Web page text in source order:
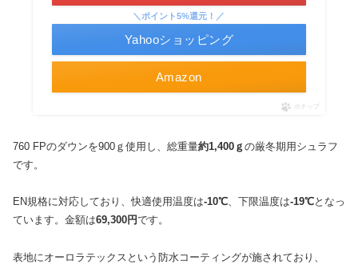
Amazon
＼ポイント5%還元！／
Yahooショッピング
ポチップ
760 FPのダウンを900ｇ使用し、総重量約1,400ｇ の厳冬期用シュラフ
です。
EN規格に対応しており、快適使用温度は-10℃、下限温度は-19℃となっ
ています。金額は69,300円です。
表地にオーロラテックスという防水コーティングが施されており、